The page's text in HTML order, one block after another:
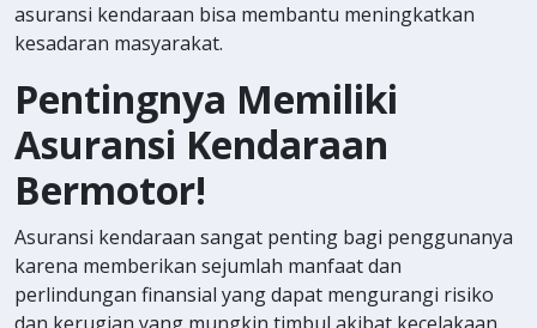
asuransi kendaraan bisa membantu meningkatkan
kesadaran masyarakat.
Pentingnya Memiliki
Asuransi Kendaraan
Bermotor!
Asuransi kendaraan sangat penting bagi penggunanya
karena memberikan sejumlah manfaat dan
perlindungan finansial yang dapat mengurangi risiko